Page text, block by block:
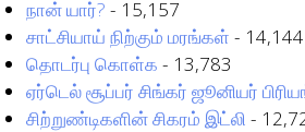
நான் யார்? - 15,157
சாட்சியாய் நிற்கும் மரங்கள் - 14,144
தொடர்பு கொள்க - 13,783
ஏர்டெல் சூப்பர் சிங்கர் ஜூனியர்
சிற்றுண்டிகளின் சிகரம் இட்லி -